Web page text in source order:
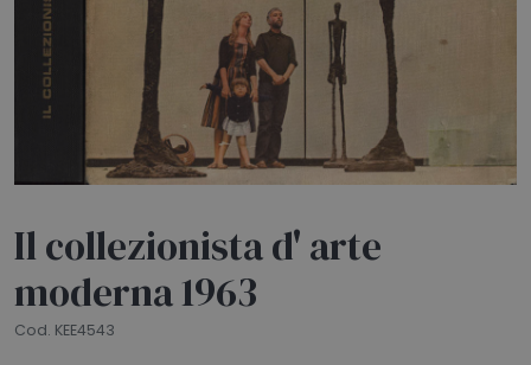
BLOG
CHI SIAMO
Il collezionista d' arte
moderna 1963
Cod. KEE4543